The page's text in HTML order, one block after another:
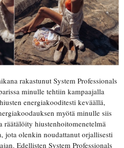
rakastunut System Professionals
minulle tehtiin kampaajalla
energiakooditesti keväällä,
myötä minulle siis
hiustenhoitomenetelmä
jota olenkin noudattanut orjallisesti
Edellisten System Professionals